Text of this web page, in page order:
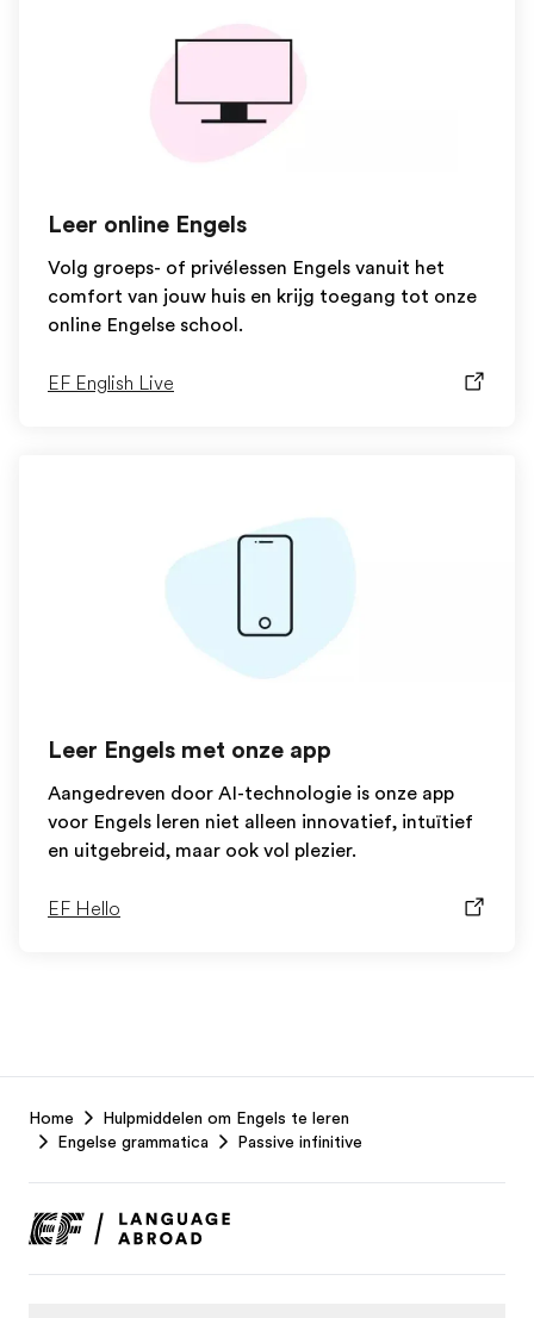
Leer online Engels
Volg groeps- of privélessen Engels vanuit het
comfort van jouw huis en krijg toegang tot onze
online Engelse school.
EF English Live
Leer Engels met onze app
Aangedreven door AI-technologie is onze app
voor Engels leren niet alleen innovatief, intuïtief
en uitgebreid, maar ook vol plezier.
EF Hello
Footer
Home
Hulpmiddelen om Engels te leren
Engelse grammatica
Passive infinitive